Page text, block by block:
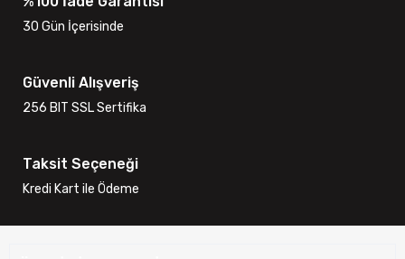
30 Gün İçerisinde
Güvenli Alışveriş
256 BIT SSL Sertifika
Taksit Seçeneği
Kredi Kart ile Ödeme